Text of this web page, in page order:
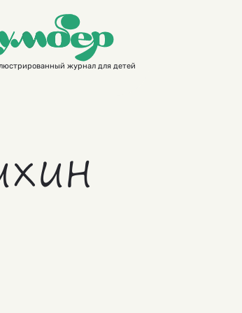
журнал для детей